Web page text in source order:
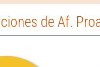
de Af.